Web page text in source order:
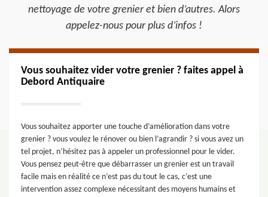
nettoyage de votre grenier et bien d’autres. Alors
appelez-nous pour plus d’infos !
Vous souhaitez vider votre grenier ? faites appel à
Debord Antiquaire
Vous souhaitez apporter une touche d’amélioration dans votre
grenier ? vous voulez le rénover ou bien l’agrandir ? si vous avez un
tel projet, n’hésitez pas à appeler un professionnel pour le vider.
Vous pensez peut-être que débarrasser un grenier est un travail
facile mais en réalité ce n’est pas du tout le cas, c’est une
intervention assez complexe nécessitant des moyens humains et